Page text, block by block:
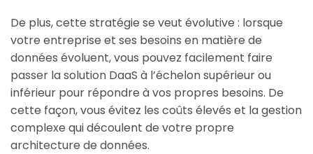
De plus, cette stratégie se veut évolutive : lorsque
votre entreprise et ses besoins en matière de
données évoluent, vous pouvez facilement faire
passer la solution DaaS à l’échelon supérieur ou
inférieur pour répondre à vos propres besoins. De
cette façon, vous évitez les coûts élevés et la gestion
complexe qui découlent de votre propre
architecture de données.